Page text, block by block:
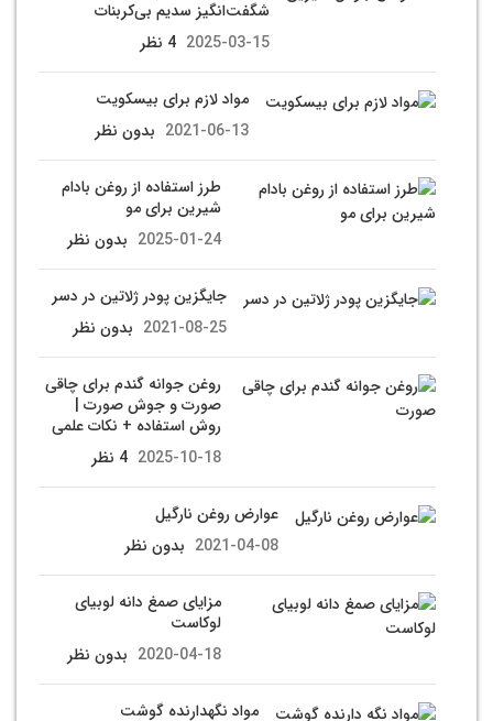
شگفت‌انگیز سدیم بی‌کربنات
2025-03-15 4 نظر
مواد لازم برای بیسکویت
2021-06-13 بدون نظر
طرز استفاده از روغن بادام
شیرین برای مو
2025-01-24 بدون نظر
جایگزین پودر ژلاتین در دسر
2021-08-25 بدون نظر
روغن جوانه گندم برای چاقی
صورت و جوش صورت |
روش استفاده + نکات علمی
2025-10-18 4 نظر
عوارض روغن نارگیل
2021-04-08 بدون نظر
مزایای صمغ دانه لوبیای
لوکاست
2020-04-18 بدون نظر
مواد نگهدارنده گوشت